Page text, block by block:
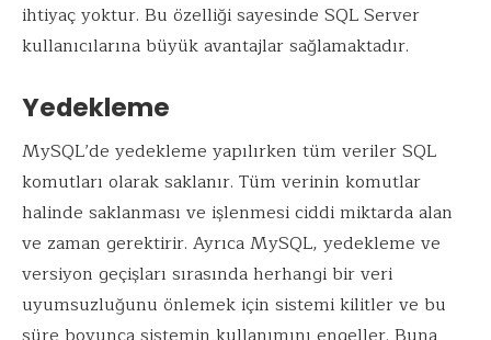
ihtiyaç yoktur. Bu özelliği sayesinde SQL Server
kullanıcılarına büyük avantajlar sağlamaktadır.
Yedekleme
MySQL’de yedekleme yapılırken tüm veriler SQL
komutları olarak saklanır. Tüm verinin komutlar
halinde saklanması ve işlenmesi ciddi miktarda alan
ve zaman gerektirir. Ayrıca MySQL, yedekleme ve
versiyon geçişları sırasında herhangi bir veri
uyumsuzluğunu önlemek için sistemi kilitler ve bu